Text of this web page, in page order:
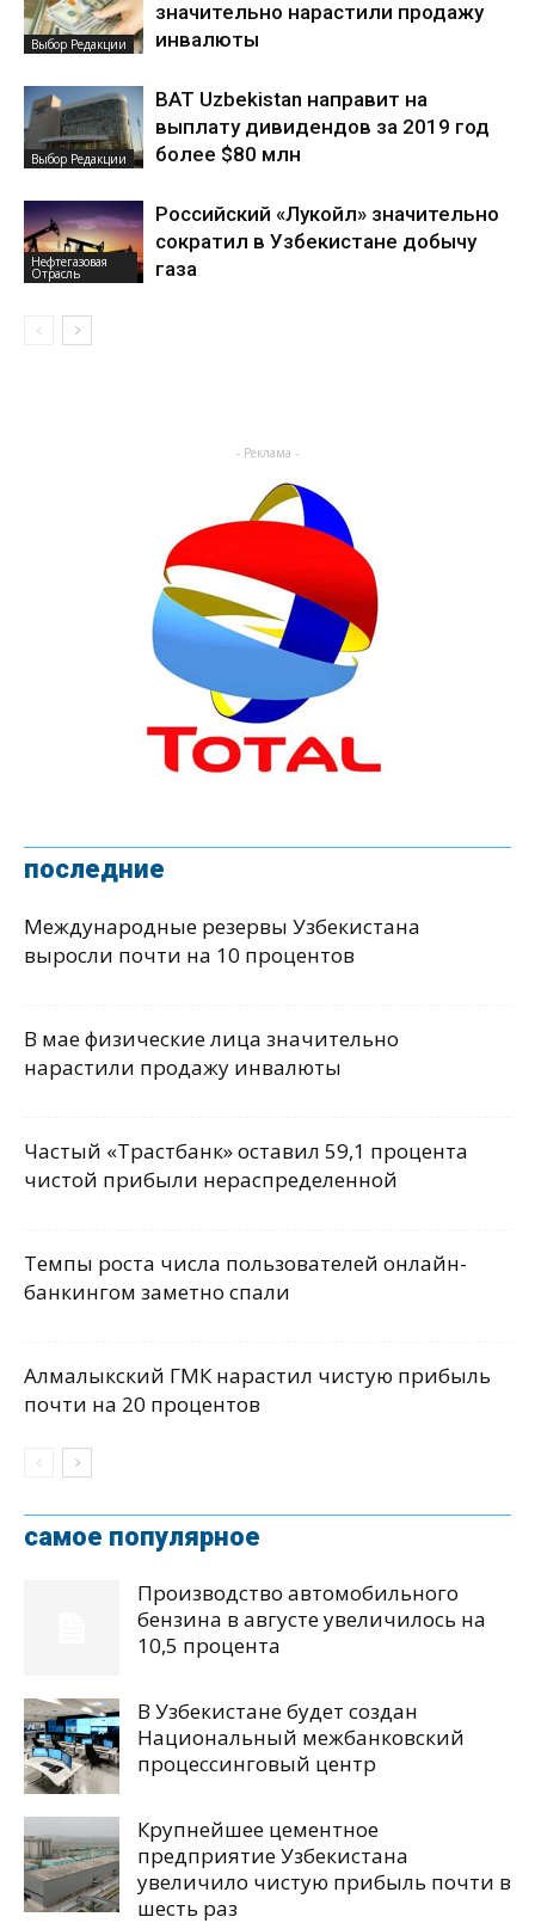
Выбор Редакции
значительно нарастили продажу
инвалюты
Выбор Редакции
BAT Uzbekistan направит на
выплату дивидендов за 2019 год
более $80 млн
Нефтегазовая
Отрасль
Российский «Лукойл» значительно
сократил в Узбекистане добычу
газа
- Реклама -
последние
Международные резервы Узбекистана
выросли почти на 10 процентов
В мае физические лица значительно
нарастили продажу инвалюты
Частый «Трастбанк» оставил 59,1 процента
чистой прибыли нераспределенной
Темпы роста числа пользователей онлайн-
банкингом заметно спали
Алмалыкский ГМК нарастил чистую прибыль
почти на 20 процентов
самое популярное
Производство автомобильного
бензина в августе увеличилось на
10,5 процента
В Узбекистане будет создан
Национальный межбанковский
процессинговый центр
Крупнейшее цементное
предприятие Узбекистана
увеличило чистую прибыль почти в
шесть раз